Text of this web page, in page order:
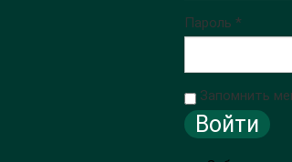
Пароль *
Запомнить